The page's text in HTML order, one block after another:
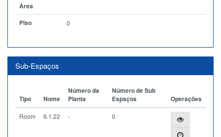
Àrea
Piso
0
Sub-Espaços
Tipo Nome
Número da
Planta
Número de Sub
Espaços
Operações
Room 6.1.22 - 0